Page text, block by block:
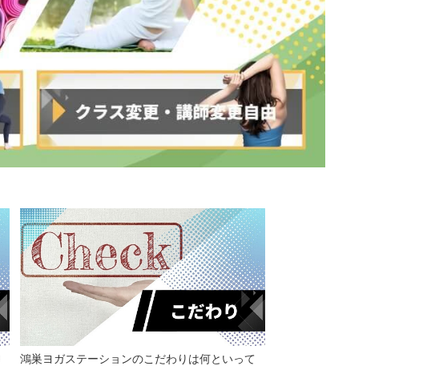
鴻巣ヨガステーションのこだわりは何といって